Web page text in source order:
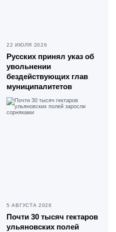
22 ИЮЛЯ 2026
Русских принял указ об
увольнении
бездействующих глав
муниципалитетов
5 АВГУСТА 2026
Почти 30 тысяч гектаров
ульяновских полей